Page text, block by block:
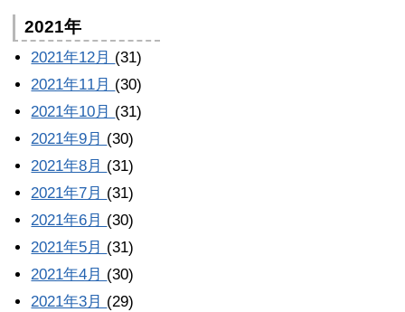
2021年
2021年12月 (31)
2021年11月 (30)
2021年10月 (31)
2021年9月 (30)
2021年8月 (31)
2021年7月 (31)
2021年6月 (30)
2021年5月 (31)
2021年4月 (30)
2021年3月 (29)